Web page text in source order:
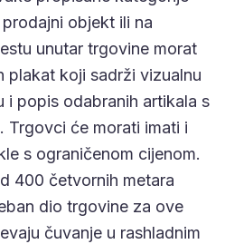
objekt ili na
unutar trgovine morat
plakat koji sadrži vizualnu
i popis odabranih artikala s
Trgovci će morati imati i
s ograničenom cijenom.
400 četvornih metara
dio trgovine za ove
čuvanje u rashladnim